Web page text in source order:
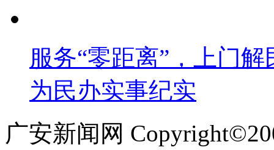
服务“零距离”，上门
为民办实事纪实
广安新闻网